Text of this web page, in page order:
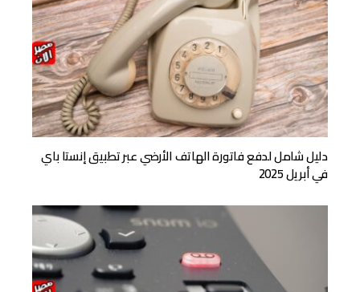
دليل شامل لدفع فاتورة الهاتف الأرضي عبر تطبيق إنستا باي
في أبريل 2025